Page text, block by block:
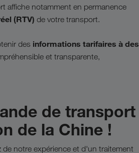
affiche notamment en permanence
(RTV) de votre transport.
des informations tarifaires à des
et transparente,
de transport
de la Chine !
de notre expérience et d'un traitement